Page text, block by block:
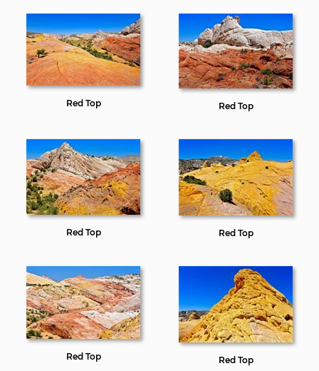
Red Top Red Top
Red Top Red Top
Red Top Red Top